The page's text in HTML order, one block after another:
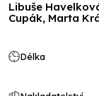
Libuše
Cupák, Marta
Délka